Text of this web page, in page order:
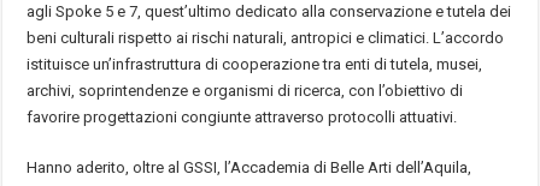
agli Spoke 5 e 7, quest’ultimo dedicato alla conservazione e tutela dei
beni culturali rispetto ai rischi naturali, antropici e climatici. L’accordo
istituisce un’infrastruttura di cooperazione tra enti di tutela, musei,
archivi, soprintendenze e organismi di ricerca, con l’obiettivo di
favorire progettazioni congiunte attraverso protocolli attuativi.
Hanno aderito, oltre al GSSI, l’Accademia di Belle Arti dell’Aquila,